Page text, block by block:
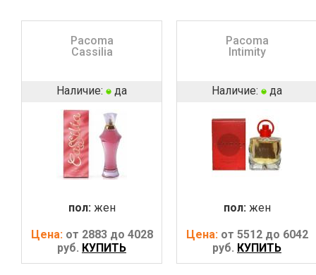
Pacoma
Cassilia
Наличие: да
пол: жен
Цена: от 2883 до 4028
руб. КУПИТЬ
Pacoma
Intimity
Наличие: да
пол: жен
Цена: от 5512 до 6042
руб. КУПИТЬ